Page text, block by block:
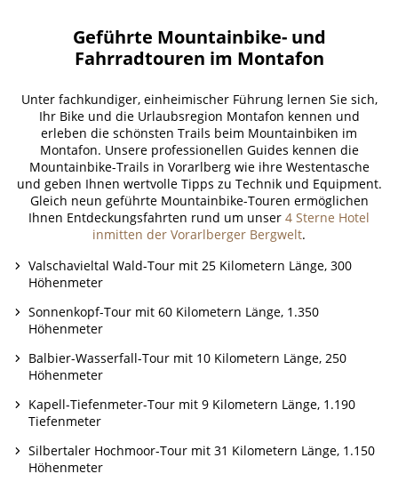
Geführte Mountainbike- und
Fahrradtouren im Montafon
Unter fachkundiger, einheimischer Führung lernen Sie sich,
Ihr Bike und die Urlaubsregion Montafon kennen und
erleben die schönsten Trails beim Mountainbiken im
Montafon. Unsere professionellen Guides kennen die
Mountainbike-Trails in Vorarlberg wie ihre Westentasche
und geben Ihnen wertvolle Tipps zu Technik und Equipment.
Gleich neun geführte Mountainbike-Touren ermöglichen
Ihnen Entdeckungsfahrten rund um unser 4 Sterne Hotel
inmitten der Vorarlberger Bergwelt.
Valschavieltal Wald-Tour mit 25 Kilometern Länge, 300
Höhenmeter
Sonnenkopf-Tour mit 60 Kilometern Länge, 1.350
Höhenmeter
Balbier-Wasserfall-Tour mit 10 Kilometern Länge, 250
Höhenmeter
Kapell-Tiefenmeter-Tour mit 9 Kilometern Länge, 1.190
Tiefenmeter
Silbertaler Hochmoor-Tour mit 31 Kilometern Länge, 1.150
Höhenmeter